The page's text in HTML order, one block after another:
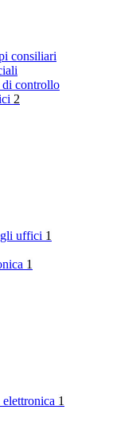
consiliari
controllo
2
uffici 1
1
1